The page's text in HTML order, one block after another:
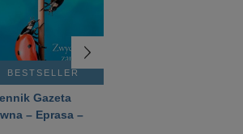
BESTSELLER
Gazeta
– Eprasa –